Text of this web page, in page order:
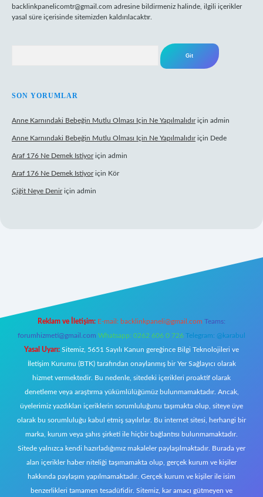
backlinkpanelicomtr@gmail.com adresine bildirmeniz halinde, ilgili içerikler
yasal süre içerisinde sitemizden kaldırılacaktır.
SON YORUMLAR
Anne Karnındaki Bebeğin Mutlu Olması Için Ne Yapılmalıdıriçin admin
Anne Karnındaki Bebeğin Mutlu Olması Için Ne Yapılmalıdıriçin Dede
Araf 176 Ne Demek Istiyoriçin admin
Araf 176 Ne Demek Istiyoriçin Kör
Çiğit Neye Deniriçin admin
www.betexper.xyz/
Reklam ve İletişim: E-mail: backlinkpaneli@gmail.com Teams:
forumhizmeti@gmail.com Whatsapp: 0262 606 0 726 Telegram: @karabul
Yasal Uyarı: Sitemiz, 5651 Sayılı Kanun gereğince Bilgi Teknolojileri ve
İletişim Kurumu (BTK) tarafından onaylanmış bir Yer Sağlayıcı olarak
hizmet vermektedir. Bu nedenle, sitedeki içerikleri proaktif olarak
denetleme veya araştırma yükümlülüğümüz bulunmamaktadır. Ancak,
üyelerimiz yazdıkları içeriklerin sorumluluğunu taşımakta olup, siteye üye
olarak bu sorumluluğu kabul etmiş sayılırlar. Bu internet sitesi, herhangi bir
marka, kurum veya şahıs şirketi ile hiçbir bağlantısı bulunmamaktadır.
Sitede yalnızca kendi hazırladığımız makaleler paylaşılmaktadır. Burada yer
alan içerikler haber niteliği taşımamakta olup, gerçek kurum ve kişiler
hakkında paylaşım yapılmamaktadır. Gerçek kurum ve kişiler ile isim
benzerlikleri tamamen tesadüfidir. Sitemiz, kar amacı gütmeyen ve